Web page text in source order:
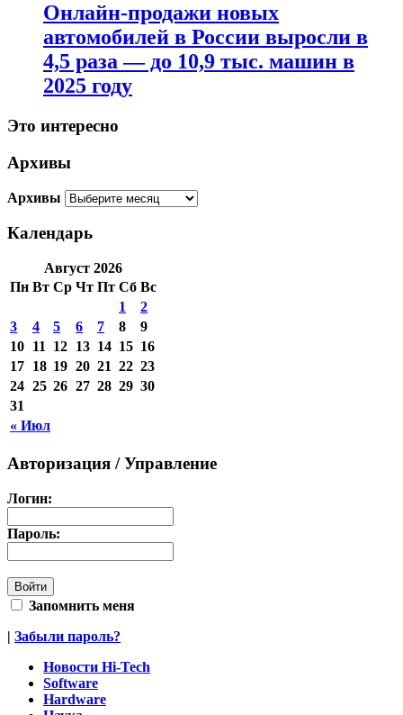
Онлайн-продажи новых
автомобилей в России выросли в
4,5 раза — до 10,9 тыс. машин в
2025 году
Это интересно
Архивы
Архивы
Календарь
Август 2026
Пн Вт Ср Чт Пт Сб Вс
« Июл
1
2
3
4 5 6 7 8
9
10 11 12 13 14 15 16
17 18 19 20 21 22 23
24 25 26 27 28 29 30
31
Авторизация / Управление
Логин:
Пароль:
Запомнить меня
| Забыли пароль?
Новости Hi-Tech
Software
Hardware